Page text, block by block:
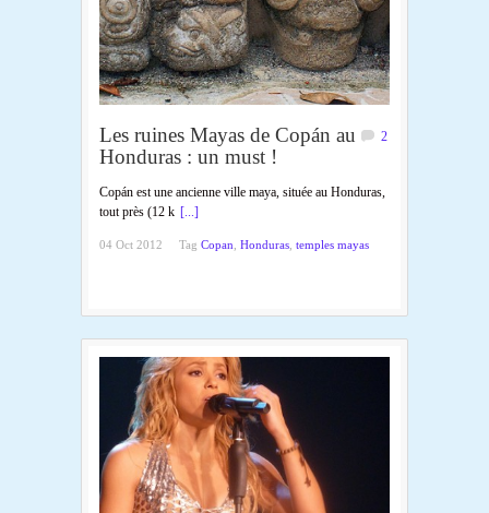
Les ruines Mayas de Copán au
Honduras : un must !
2
Copán est une ancienne ville maya, située au Honduras,
tout près (12 k [...]
04 Oct 2012 Tag Copan Honduras temples mayas